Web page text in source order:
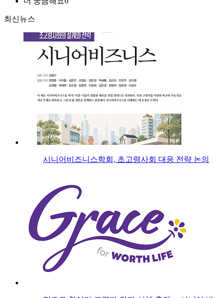
최신뉴스
시니어비즈니스학회, 초고령사회 대응 전략 논의